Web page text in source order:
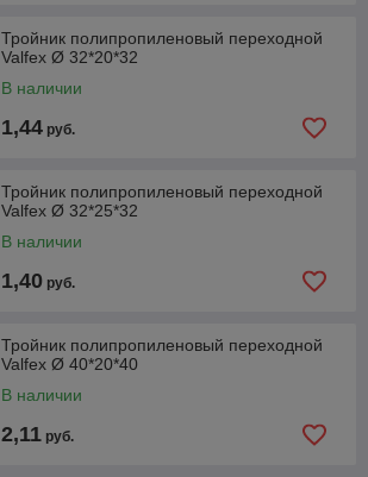
Тройник полипропиленовый переходной
Valfex Ø 32*20*32
В наличии
1,44 руб.
Тройник полипропиленовый переходной
Valfex Ø 32*25*32
В наличии
1,40 руб.
Тройник полипропиленовый переходной
Valfex Ø 40*20*40
В наличии
2,11 руб.